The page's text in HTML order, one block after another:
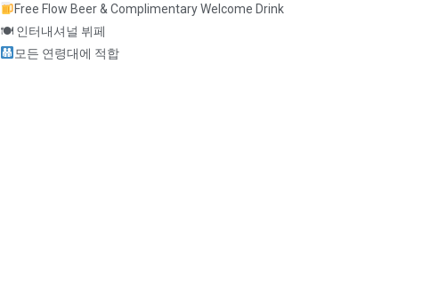
Free Flow Beer & Complimentary Welcome Drink
🍽 인터내셔널 뷔페
모든 연령대에 적합